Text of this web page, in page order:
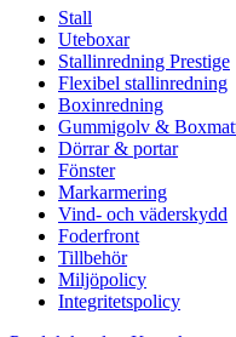
Stall
Uteboxar
Stallinredning Prestige
Flexibel stallinredning
Boxinredning
Gummigolv &
Dörrar & portar
Fönster
Markarmering
Vind- och väderskydd
Foderfront
Tillbehör
Miljöpolicy
Integritetspolicy